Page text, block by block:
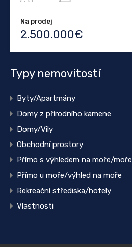
Na prodej
2.500.000€
Typy nemovitostí
Byty/Apartmány
Domy z přírodního kamene
Domy/Vily
Obchodní prostory
Přímo s výhledem na moře/moře
Přímo u moře/výhled na moře
Rekreační střediska/hotely
Vlastnosti